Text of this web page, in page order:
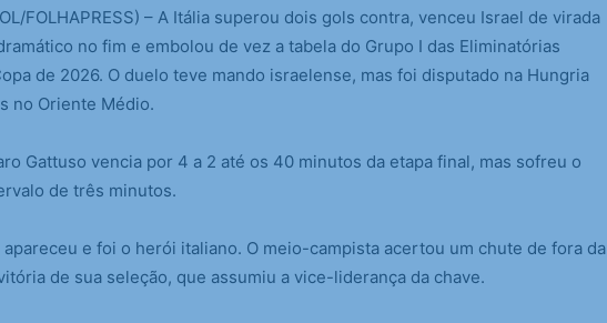
FOLHAPRESS) – A Itália superou dois gols contra, venceu Israel de virada
no fim e embolou de vez a tabela do Grupo I das Eliminatórias
de 2026. O duelo teve mando israelense, mas foi disputado na Hungria
no Oriente Médio.
Gattuso vencia por 4 a 2 até os 40 minutos da etapa final, mas sofreu o
de três minutos.
e foi o herói italiano. O meio-campista acertou um chute de fora da
de sua seleção, que assumiu a vice-liderança da chave.